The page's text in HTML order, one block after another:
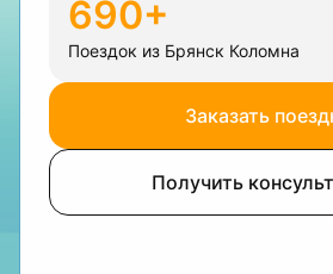
690+
Поездок из Брянск Коломна
Заказать
Получить